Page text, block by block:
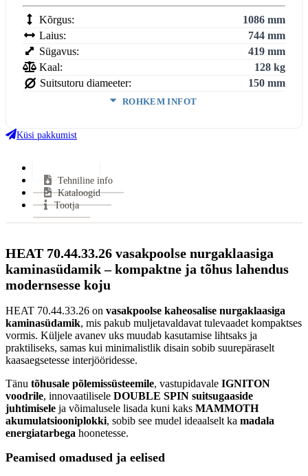
Kõrgus:
1086 mm
Laius:
744 mm
Sügavus:
419 mm
Kaal:
128 kg
Suitsutoru diameeter:
150 mm
ROHKEM INFOT
Ukse laius:
Võimsus (min-maks):
Kasutegur:
Keskmine puidu tarbimine:
Miinimum tõmme:
Uks avaneb:
Küljele
Kütus:
Puu
Soojasalvestus element:
Vastab normidele:
15a B–VG, Din +, BimschV 2
Garantii:
2 aastat
Energiaklass:
VÄHEM INFOT
Küsi pakkumist
Tehniline info
Kataloogid
Tootja
HEAT 70.44.33.26 vasakpoolse nurgaklaasiga
kaminasüdamik – kompaktne ja tõhus lahendus
modernsesse koju
HEAT 70.44.33.26 on vasakpoolse kaheosalise nurgaklaasiga
kaminasüdamik, mis pakub muljetavaldavat tulevaadet kompaktses
vormis. Küljele avanev uks muudab kasutamise lihtsaks ja
praktiliseks, samas kui minimalistlik disain sobib suurepäraselt
kaasaegsetesse interjööridesse.
Tänu tõhusale põlemissüsteemile, vastupidavale IGNITON
voodrile, innovaatilisele DOUBLE SPIN suitsugaaside
juhtimisele ja võimalusele lisada kuni kaks MAMMOTH
akumulatsiooniplokki, sobib see mudel ideaalselt ka madala
energiatarbega hoonetesse.
Peamised omadused ja eelised